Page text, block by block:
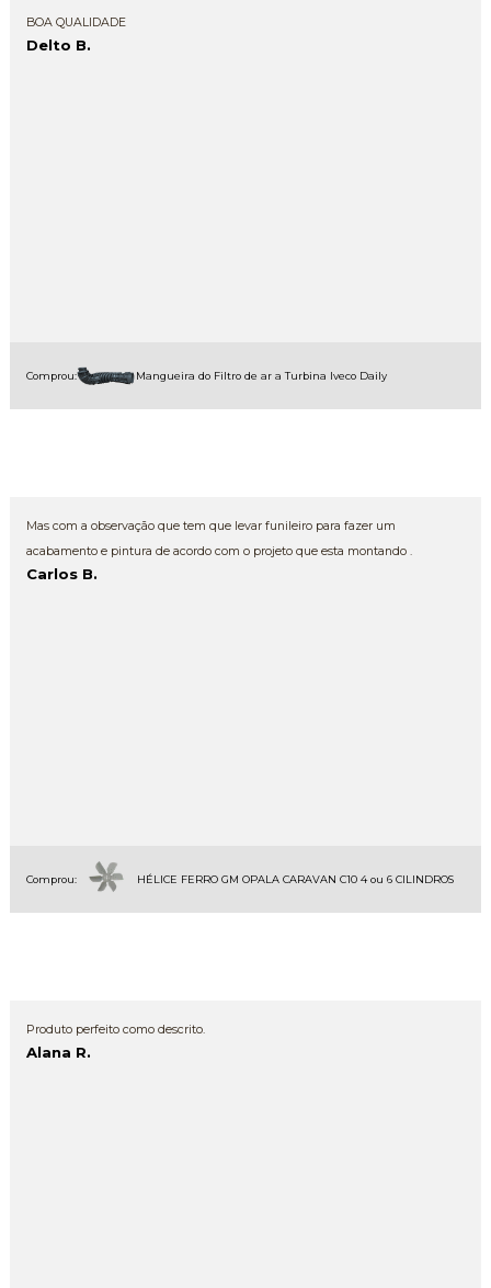
BOA QUALIDADE
Delto B.
Comprou: Mangueira do Filtro de ar a Turbina Iveco Daily
Mas com a observação que tem que levar funileiro para fazer um
acabamento e pintura de acordo com o projeto que esta montando .
Carlos B.
Comprou: HÉLICE FERRO GM OPALA CARAVAN C10 4 ou 6 CILINDROS
Produto perfeito como descrito.
Alana R.